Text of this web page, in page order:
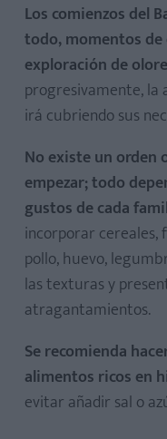
Los comienzos del
todo, momentos
exploración de
progresivamente,
irá cubriendo sus
No existe un orden
empezar; todo
gustos de cada
incorporar cereales,
pollo, huevo,
las texturas y
atragantamientos.
Se recomienda
alimentos ricos en
evitar añadir sal o